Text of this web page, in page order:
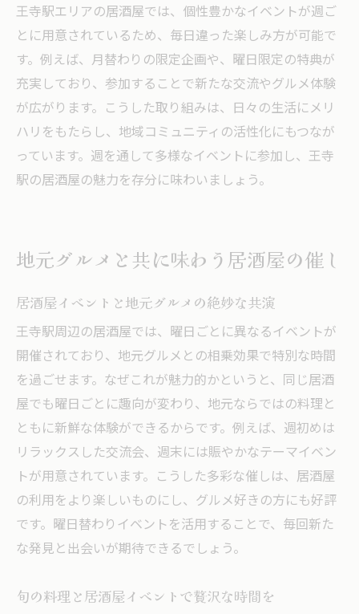
王寺駅エリアの居酒屋では、個性豊かなイベントが週ご
とに用意されているため、毎日違った楽しみ方が可能で
す。例えば、月替わりの限定企画や、曜日限定の特典が
充実しており、参加することで新たな交流やグルメ体験
が広がります。こうした取り組みは、日々の生活にメリ
ハリをもたらし、地域コミュニティの活性化にもつなが
っています。週を通して多様なイベントに参加し、王寺
駅の居酒屋の魅力を存分に味わいましょう。
地元グルメと共に味わう居酒屋の催し
居酒屋イベントと地元グルメの絶妙な共演
王寺駅周辺の居酒屋では、曜日ごとに異なるイベントが
開催されており、地元グルメとの相乗効果で特別な時間
を過ごせます。なぜこれが魅力的かというと、同じ居酒
屋でも曜日ごとに趣向が変わり、地元ならではの料理と
ともに新鮮な体験ができるからです。例えば、週初めは
リラックスした交流会、週末には賑やかなテーマイベン
トが用意されています。こうした多彩な催しは、居酒屋
の利用をより楽しいものにし、グルメ好きの方にも好評
です。曜日替わりイベントを活用することで、毎回新た
な発見と出会いが期待できるでしょう。
旬の料理と居酒屋イベントで贅沢な時間を